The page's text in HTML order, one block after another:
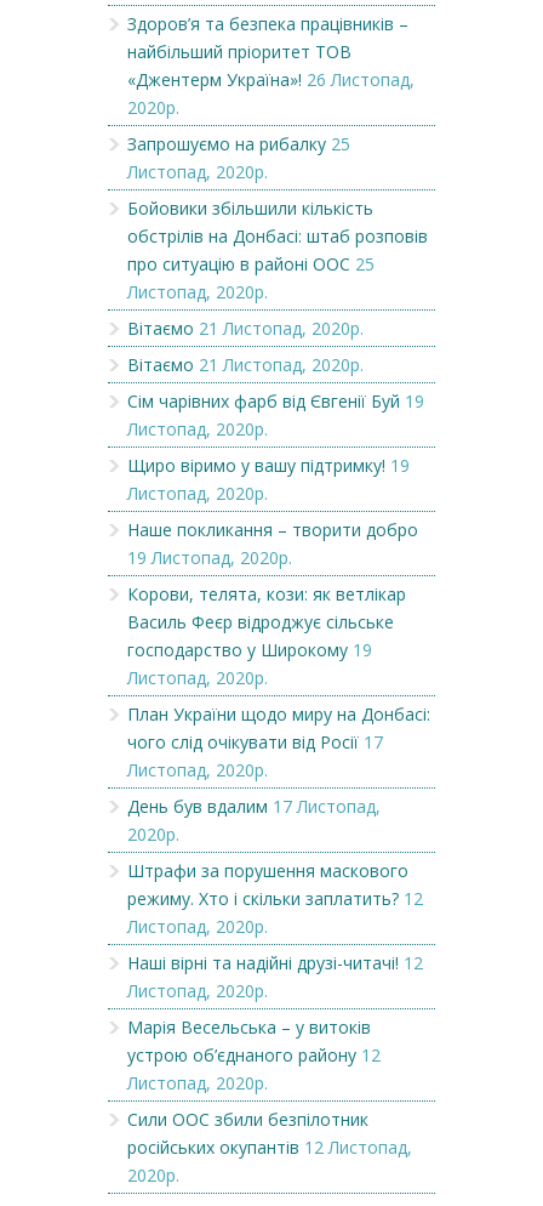
Здоров’я та безпека працівників –
найбільший пріоритет ТОВ
«Джентерм Україна»! 26 Листопад,
2020р.
Запрошуємо на рибалку 25
Листопад, 2020р.
Бойовики збільшили кількість
обстрілів на Донбасі: штаб розповів
про ситуацію в районі ООС 25
Листопад, 2020р.
Вітаємо 21 Листопад, 2020р.
Вітаємо 21 Листопад, 2020р.
Сім чарівних фарб від Євгенії Буй 19
Листопад, 2020р.
Щиро віримо у вашу підтримку! 19
Листопад, 2020р.
Наше покликання – творити добро
19 Листопад, 2020р.
Корови, телята, кози: як ветлікар
Василь Феєр відроджує сільське
господарство у Широкому 19
Листопад, 2020р.
План України щодо миру на Донбасі:
чого слід очікувати від Росії 17
Листопад, 2020р.
День був вдалим 17 Листопад,
2020р.
Штрафи за порушення маскового
режиму. Хто і скільки заплатить? 12
Листопад, 2020р.
Наші вірні та надійні друзі-читачі! 12
Листопад, 2020р.
Марія Весельська – у витоків
устрою об’єднаного району 12
Листопад, 2020р.
Сили ООС збили безпілотник
російських окупантів 12 Листопад,
2020р.